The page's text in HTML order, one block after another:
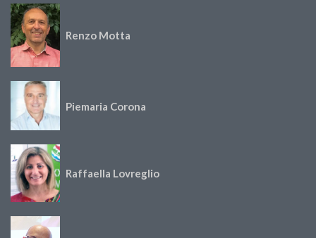
Renzo Motta
Piemaria Corona
Raffaella Lovreglio